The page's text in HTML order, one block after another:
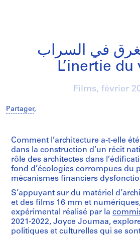
في السراب
L’inertie du
Films, février
Partager,
/
Comment l’architecture a-t-elle
dans la construction d’un récit
rôle des architectes dans
fond d’écologies corrompues du
mécanismes financiers
S’appuyant sur du matériel
et des films 16 mm et
expérimental réalisé par la
2021-2022, Joyce Joumaa,
politiques et culturelles qui se